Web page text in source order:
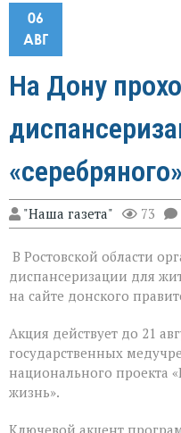
06
АВГ
На Дону
"Наша газета" 73
В Ростовской области
диспансеризации для
на сайте донского
Акция действует до 21
государственных
национального проекта
жизнь».